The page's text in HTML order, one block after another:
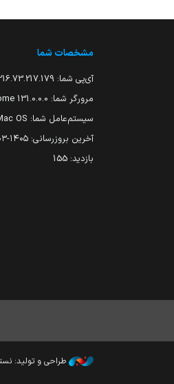
مشخصات شما
آی‌پی شما:
مرورگر شما: 131.0.0.0 Chrome
سیستم‌عامل شما: OS
آخرین بروزرسانی: ۱۴۰۵-۰۳-۰۳
بازدید: 155
طراحی و تولید: